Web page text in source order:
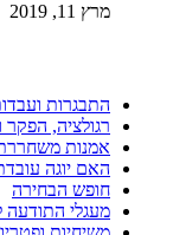
מרץ 11, 2019
התבגרות
רגולציה, הפקר
אמנות
האם יוגה
חופש הבחירה
מעגלי התודעה